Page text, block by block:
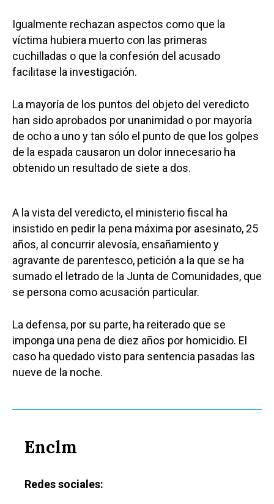
Igualmente rechazan aspectos como que la
víctima hubiera muerto con las primeras
cuchilladas o que la confesión del acusado
facilitase la investigación.
La mayoría de los puntos del objeto del veredicto
han sido aprobados por unanimidad o por mayoría
de ocho a uno y tan sólo el punto de que los golpes
de la espada causaron un dolor innecesario ha
obtenido un resultado de siete a dos.
A la vista del veredicto, el ministerio fiscal ha
insistido en pedir la pena máxima por asesinato, 25
años, al concurrir alevosía, ensañamiento y
agravante de parentesco, petición a la que se ha
sumado el letrado de la Junta de Comunidades, que
se persona como acusación particular.
La defensa, por su parte, ha reiterado que se
imponga una pena de diez años por homicidio. El
caso ha quedado visto para sentencia pasadas las
nueve de la noche.
Enclm
Redes sociales: